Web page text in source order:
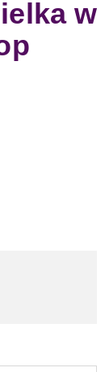
w